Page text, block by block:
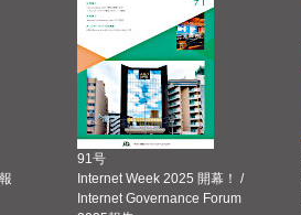
91号
Internet Week 2025 開幕！ /
Internet Governance Forum